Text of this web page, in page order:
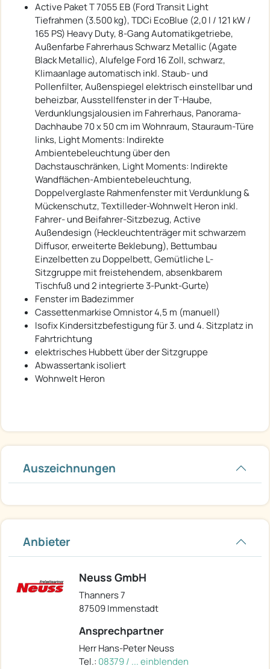
Active Paket T 7055 EB (Ford Transit Light
Tiefrahmen (3.500 kg), TDCi EcoBlue (2,0 l / 121 kW /
165 PS) Heavy Duty, 8-Gang Automatikgetriebe,
Außenfarbe Fahrerhaus Schwarz Metallic (Agate
Black Metallic), Alufelge Ford 16 Zoll, schwarz,
Klimaanlage automatisch inkl. Staub- und
Pollenfilter, Außenspiegel elektrisch einstellbar und
beheizbar, Ausstellfenster in der T-Haube,
Verdunklungsjalousien im Fahrerhaus, Panorama-
Dachhaube 70 x 50 cm im Wohnraum, Stauraum-Türe
links, Light Moments: Indirekte
Ambientebeleuchtung über den
Dachstauschränken, Light Moments: Indirekte
Wandflächen-Ambientebeleuchtung,
Doppelverglaste Rahmenfenster mit Verdunklung &
Mückenschutz, Textilleder-Wohnwelt Heron inkl.
Fahrer- und Beifahrer-Sitzbezug, Active
Außendesign (Heckleuchtenträger mit schwarzem
Diffusor, erweiterte Beklebung), Bettumbau
Einzelbetten zu Doppelbett, Gemütliche L-
Sitzgruppe mit freistehendem, absenkbarem
Tischfuß und 2 integrierte 3-Punkt-Gurte)
Fenster im Badezimmer
Cassettenmarkise Omnistor 4,5 m (manuell)
Isofix Kindersitzbefestigung für 3. und 4. Sitzplatz in
Fahrtrichtung
elektrisches Hubbett über der Sitzgruppe
Abwassertank isoliert
Wohnwelt Heron
Auszeichnungen
Anbieter
Neuss GmbH
Thanners 7
87509 Immenstadt
Ansprechpartner
Herr Hans-Peter Neuss
Tel.: 08379 / ... einblenden